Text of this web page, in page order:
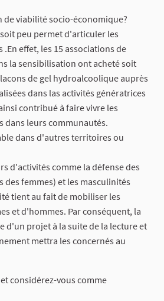
de viabilité socio-économique?
peu permet d'articuler les
effet, les 15 associations de
la sensibilisation ont acheté soit
de gel hydroalcoolique auprès
dans las activités génératrices
contribué à faire vivre les
dans leurs communautés.
dans d'autres territoires ou
d'activités comme la défense des
femmes) et les masculinités
tient au fait de mobiliser les
et d'hommes. Par conséquent, la
d'un projet à la suite de la lecture et
mettra les concernés au
considérez-vous comme